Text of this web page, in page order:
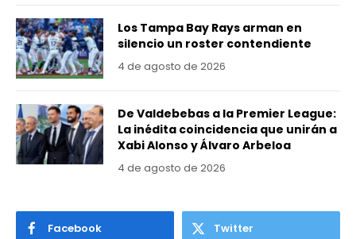
Los Tampa Bay Rays arman en
silencio un roster contendiente
4 de agosto de 2026
De Valdebebas a la Premier League:
La inédita coincidencia que unirán a
Xabi Alonso y Álvaro Arbeloa
4 de agosto de 2026
Facebook Twitter